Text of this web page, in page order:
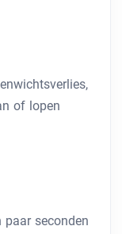
​​of lopen
paar seconden